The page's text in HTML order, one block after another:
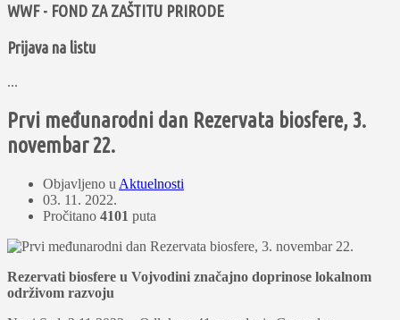
WWF - FOND ZA ZAŠTITU PRIRODE
Prijava na listu
...
Prvi međunarodni dan Rezervata biosfere, 3.
novembar 22.
Objavljeno u Aktuelnosti
03. 11. 2022.
Pročitano 4101 puta
Rezervati biosfere u Vojvodini značajno doprinose lokalnom
održivom razvoju